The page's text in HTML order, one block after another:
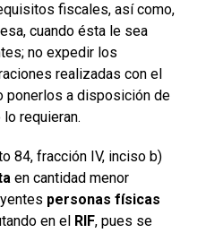
fiscales, así como,
cuando ésta le sea
no expedir los
realizadas con el
ponerlos a disposición de
requieran.
84, fracción IV, inciso b)
en cantidad menor
personas físicas
en el RIF, pues se